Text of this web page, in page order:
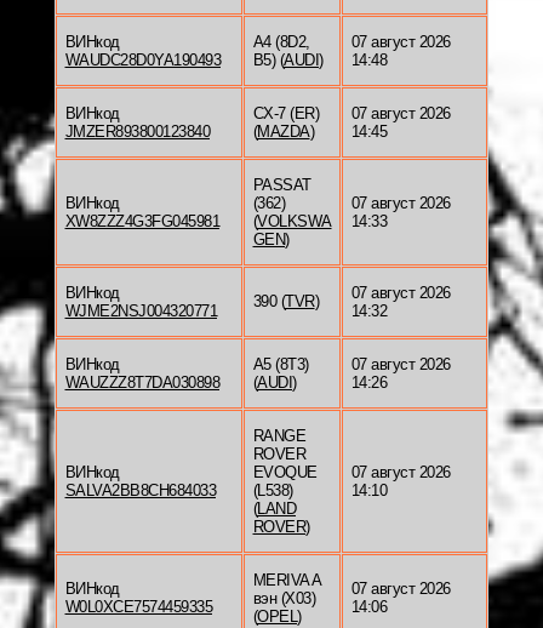
ВИНкод
WAUDC28D0YA190493
A4 (8D2,
B5) (AUDI )
07 август 2026
14:48
ВИНкод
JMZER893800123840
CX-7 (ER)
(MAZDA)
07 август 2026
14:45
ВИНкод
XW8ZZZ4G3FG045981
PASSAT
(362)
(VOLKSWA
GEN)
07 август 2026
14:33
ВИНкод
WJME2NSJ004320771
390 (TVR)
07 август 2026
14:32
ВИНкод
WAUZZZ8T7DA030898
A5 (8T3)
(AUDI )
07 август 2026
14:26
ВИНкод
SALVA2BB8CH684033
RANGE
ROVER
EVOQUE
(L538)
(LAND
ROVER)
07 август 2026
14:10
ВИНкод
W0L0XCE7574459335
MERIVA A
вэн (X03)
(OPEL)
07 август 2026
14:06